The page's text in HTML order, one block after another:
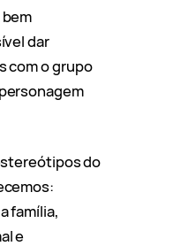
dar
com o grupo
do
família,
e